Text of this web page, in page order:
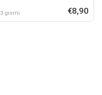
3 giorni €8,90